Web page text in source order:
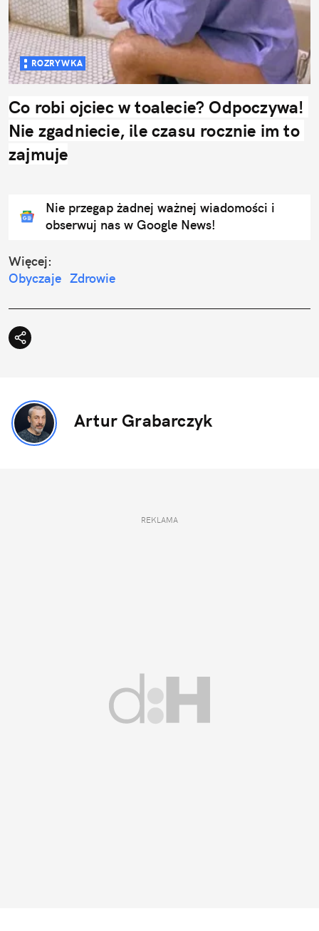
ROZRYWKA
Co robi ojciec w toalecie? Odpoczywa!
Nie zgadniecie, ile czasu rocznie im to
zajmuje
Nie przegap żadnej ważnej wiadomości i
obserwuj nas w Google News!
Więcej:
Obyczaje Zdrowie
Artur Grabarczyk
REKLAMA